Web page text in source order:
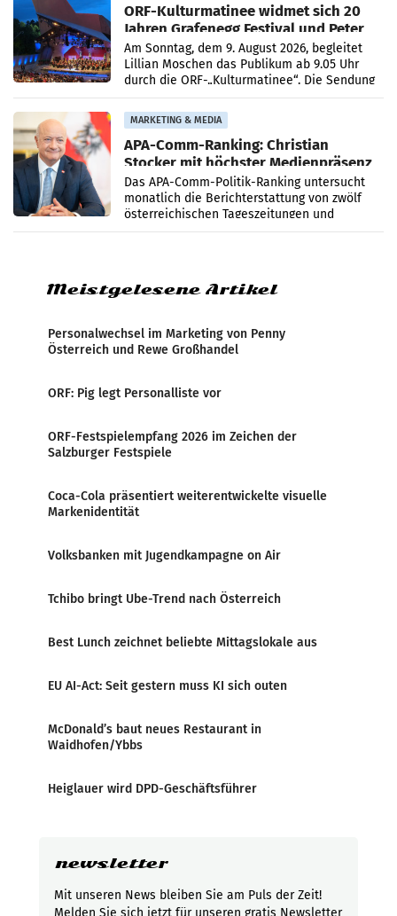
ORF-Kulturmatinee widmet sich 20
Jahren Grafenegg Festival und Peter
Simonischek
Am Sonntag, dem 9. August 2026, begleitet
Lillian Moschen das Publikum ab 9.05 Uhr
durch die ORF-„Kulturmatinee“. Die Sendung
startet mit der Dokumentation „20 Jahre
Grafenegg
MARKETING & MEDIA
APA-Comm-Ranking: Christian
Stocker mit höchster Medienpräsenz
im Juli
Das APA-Comm-Politik-Ranking untersucht
monatlich die Berichterstattung von zwölf
österreichischen Tageszeitungen und
analysiert, welche Politikerinnen und
Meistgelesene Artikel
Personalwechsel im Marketing von Penny
Österreich und Rewe Großhandel
ORF: Pig legt Personalliste vor
ORF-Festspielempfang 2026 im Zeichen der
Salzburger Festspiele
Coca-Cola präsentiert weiterentwickelte visuelle
Markenidentität
Volksbanken mit Jugendkampagne on Air
Tchibo bringt Ube-Trend nach Österreich
Best Lunch zeichnet beliebte Mittagslokale aus
EU AI-Act: Seit gestern muss KI sich outen
McDonald’s baut neues Restaurant in
Waidhofen/Ybbs
Heiglauer wird DPD-Geschäftsführer
newsletter
Mit unseren News bleiben Sie am Puls der Zeit!
Melden Sie sich jetzt für unseren gratis Newsletter